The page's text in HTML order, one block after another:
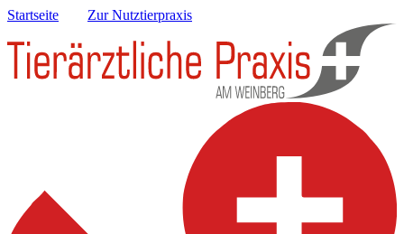
Startseite Zur Nutztierpraxis